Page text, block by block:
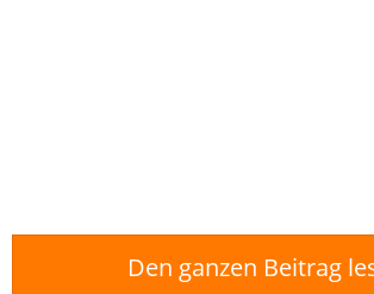
Den ganzen Beitrag